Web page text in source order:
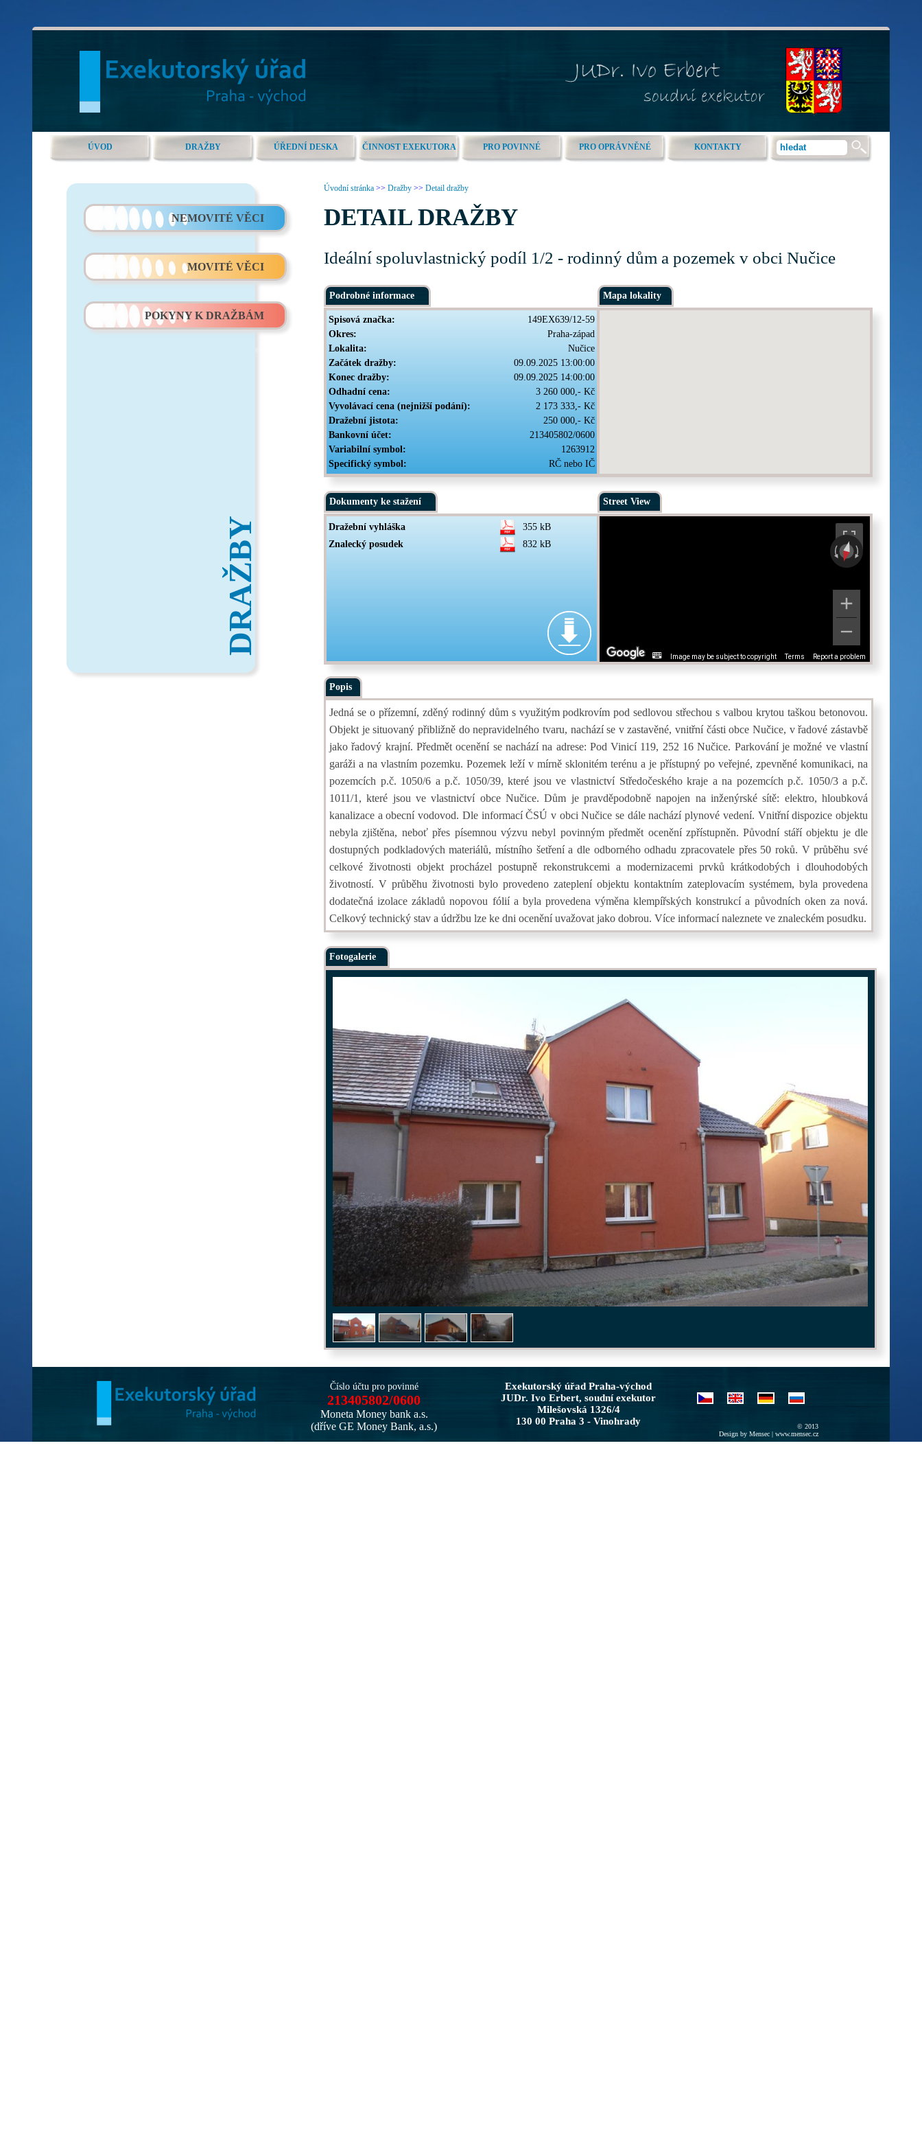
ÚVOD DRAŽBY ÚŘEDNÍ DESKA ČINNOST EXEKUTORA PRO POVINNÉ PRO OPRÁVNĚNÉ KONTAKTY
NEMOVITÉ VĚCI
MOVITÉ VĚCI
POKYNY K DRAŽBÁM
DRAŽBY
Úvodní stránka >> Dražby >> Detail dražby
DETAIL DRAŽBY
Ideální spoluvlastnický podíl 1/2 - rodinný dům a pozemek v obci Nučice
Podrobné informace Mapa lokality
Spisová značka:
149EX639/12-59
Okres:
Praha-západ
Lokalita:
Nučice
Začátek dražby:
09.09.2025 13:00:00
Konec dražby:
09.09.2025 14:00:00
Odhadní cena:
3 260 000,- Kč
Vyvolávací cena (nejnižší podání):
2 173 333,- Kč
Dražební jistota:
250 000,- Kč
Bankovní účet:
213405802/0600
Variabilní symbol:
1263912
Specifický symbol:
RČ nebo IČ
Dokumenty ke stažení Street View
Dražební vyhláška
355 kB
Znalecký posudek
832 kB
Image may be subject to copyright Terms Report a problem
Popis
Jedná se o přízemní, zděný rodinný dům s využitým podkrovím pod sedlovou střechou s valbou krytou taškou betonovou.
Objekt je situovaný přibližně do nepravidelného tvaru, nachází se v zastavěné, vnitřní části obce Nučice, v řadové zástavbě
jako řadový krajní. Předmět ocenění se nachází na adrese: Pod Vinicí 119, 252 16 Nučice. Parkování je možné ve vlastní
garáži a na vlastním pozemku. Pozemek leží v mírně sklonitém terénu a je přístupný po veřejné, zpevněné komunikaci, na
pozemcích p.č. 1050/6 a p.č. 1050/39, které jsou ve vlastnictví Středočeského kraje a na pozemcích p.č. 1050/3 a p.č.
1011/1, které jsou ve vlastnictví obce Nučice. Dům je pravděpodobně napojen na inženýrské sítě: elektro, hloubková
kanalizace a obecní vodovod. Dle informací ČSÚ v obci Nučice se dále nachází plynové vedení. Vnitřní dispozice objektu
nebyla zjištěna, neboť přes písemnou výzvu nebyl povinným předmět ocenění zpřístupněn. Původní stáří objektu je dle
dostupných podkladových materiálů, místního šetření a dle odborného odhadu zpracovatele přes 50 roků. V průběhu své
celkové životnosti objekt procházel postupně rekonstrukcemi a modernizacemi prvků krátkodobých i dlouhodobých
životností. V průběhu životnosti bylo provedeno zateplení objektu kontaktním zateplovacím systémem, byla provedena
dodatečná izolace základů nopovou fólií a byla provedena výměna klempířských konstrukcí a původních oken za nová.
Celkový technický stav a údržbu lze ke dni ocenění uvažovat jako dobrou. Více informací naleznete ve znaleckém posudku.
Fotogalerie
Číslo účtu pro povinné
213405802/0600
Moneta Money bank a.s.
(dříve GE Money Bank, a.s.)
Exekutorský úřad Praha-východ
JUDr. Ivo Erbert, soudní exekutor
Milešovská 1326/4
130 00 Praha 3 - Vinohrady
© 2013
Design by Mensec | www.mensec.cz